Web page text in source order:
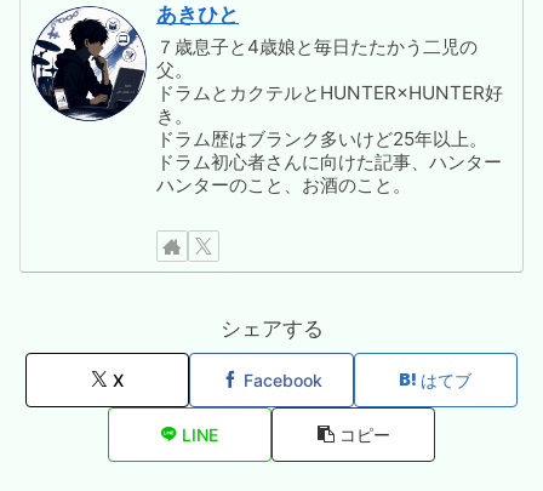
あきひと
７歳息子と4歳娘と毎日たたかう二児の
父。
ドラムとカクテルとHUNTER×HUNTER好
き。
ドラム歴はブランク多いけど25年以上。
ドラム初心者さんに向けた記事、ハンター
ハンターのこと、お酒のこと。
シェアする
X Facebook はてブ
LINE コピー